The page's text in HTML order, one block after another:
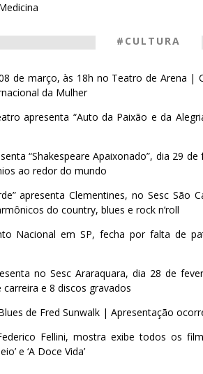
#CULTURA
de março, às 18h no Teatro de Arena |
da Mulher
apresenta “Auto da Paixão e da
“Shakespeare Apaixonado”, dia 29
ao redor do mundo
apresenta Clementines, no Sesc
do country, blues e rock n’roll
Nacional em SP, fecha por falta de
no Sesc Araraquara, dia 28 de
e 8 discos gravados
de Fred Sunwalk | Apresentação
Fellini, mostra exibe todos os
e ‘A Doce Vida’